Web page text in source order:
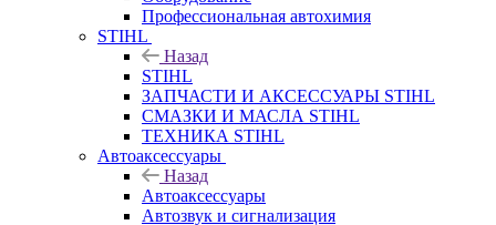
Профессиональная автохимия
STIHL
Назад
STIHL
ЗАПЧАСТИ И АКСЕССУАРЫ STIHL
СМАЗКИ И МАСЛА STIHL
ТЕХНИКА STIHL
Автоаксессуары
Назад
Автоаксессуары
Автозвук и сигнализация